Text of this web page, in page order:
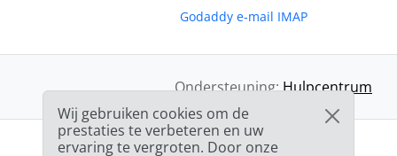
Godaddy e-mail IMAP
Ondersteuning:Hulpcentrum
Wij gebruiken cookies om de
prestaties te verbeteren en uw
ervaring te vergroten. Door onze